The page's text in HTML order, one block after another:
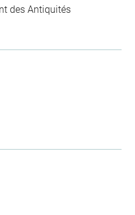
des Antiquités